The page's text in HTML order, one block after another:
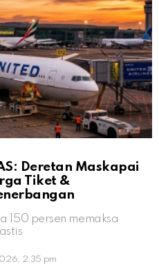
Deretan Maskapai
Tiket &
150 persen memaksa
2:35 pm